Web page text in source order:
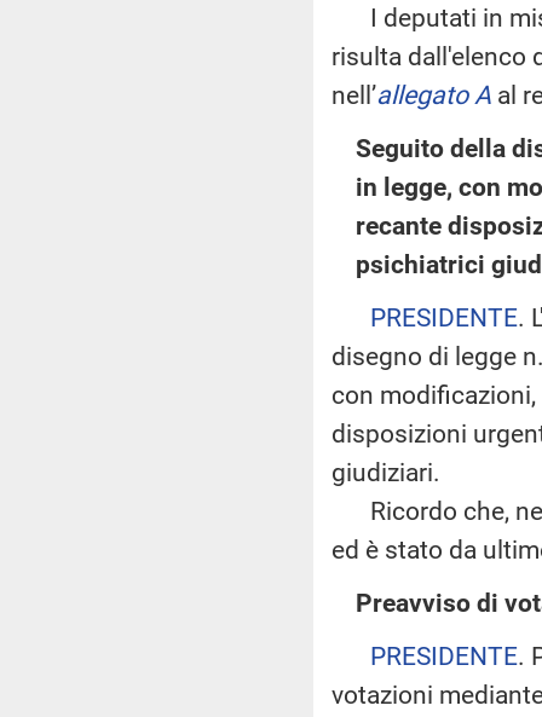
I deputati in
risulta dall'elenco
nell’allegato A al
Seguito della
in legge, con
recante
psichiatrici
PRESIDENTE.
disegno di legge
con
disposizioni
giudiziari.
Ricordo che,
ed è stato da
Preavviso di
PRESIDENTE.
votazioni